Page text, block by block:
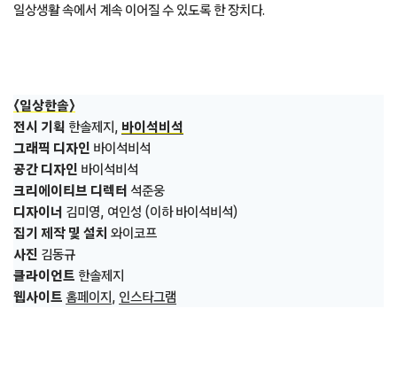
일상생활 속에서 계속 이어질 수 있도록 한 장치다.
〈일상한솔〉
전시 기획 한솔제지, 바이석비석
그래픽 디자인 바이석비석
공간 디자인 바이석비석
크리에이티브 디렉터 석준웅
디자이너 김미영, 여인성 (이하 바이석비석)
집기 제작 및 설치 와이코프
사진 김동규
클라이언트 한솔제지
웹사이트 홈페이지 인스타그램